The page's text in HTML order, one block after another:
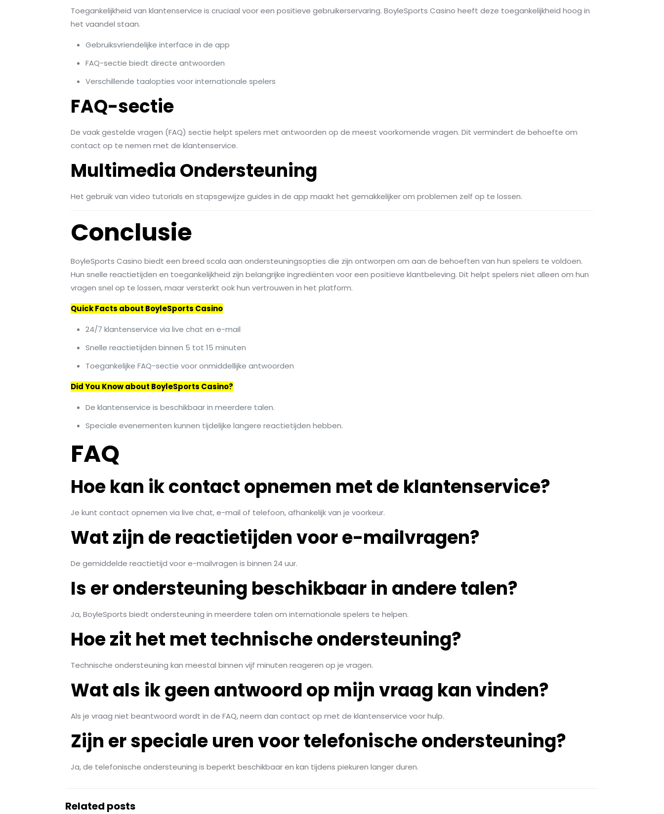
Toegankelijkheid van klantenservice is cruciaal voor een positieve gebruikerservaring. BoyleSports Casino heeft deze toegankelijkheid hoog in
het vaandel staan.
Gebruiksvriendelijke interface in de app
FAQ-sectie biedt directe antwoorden
Verschillende taalopties voor internationale spelers
FAQ-sectie
De vaak gestelde vragen (FAQ) sectie helpt spelers met antwoorden op de meest voorkomende vragen. Dit vermindert de behoefte om
contact op te nemen met de klantenservice.
Multimedia Ondersteuning
Het gebruik van video tutorials en stapsgewijze guides in de app maakt het gemakkelijker om problemen zelf op te lossen.
Conclusie
BoyleSports Casino biedt een breed scala aan ondersteuningsopties die zijn ontworpen om aan de behoeften van hun spelers te voldoen.
Hun snelle reactietijden en toegankelijkheid zijn belangrijke ingrediënten voor een positieve klantbeleving. Dit helpt spelers niet alleen om hun
vragen snel op te lossen, maar versterkt ook hun vertrouwen in het platform.
Quick Facts about BoyleSports Casino
24/7 klantenservice via live chat en e-mail
Snelle reactietijden binnen 5 tot 15 minuten
Toegankelijke FAQ-sectie voor onmiddellijke antwoorden
Did You Know about BoyleSports Casino?
De klantenservice is beschikbaar in meerdere talen.
Speciale evenementen kunnen tijdelijke langere reactietijden hebben.
FAQ
Hoe kan ik contact opnemen met de klantenservice?
Je kunt contact opnemen via live chat, e-mail of telefoon, afhankelijk van je voorkeur.
Wat zijn de reactietijden voor e-mailvragen?
De gemiddelde reactietijd voor e-mailvragen is binnen 24 uur.
Is er ondersteuning beschikbaar in andere talen?
Ja, BoyleSports biedt ondersteuning in meerdere talen om internationale spelers te helpen.
Hoe zit het met technische ondersteuning?
Technische ondersteuning kan meestal binnen vijf minuten reageren op je vragen.
Wat als ik geen antwoord op mijn vraag kan vinden?
Als je vraag niet beantwoord wordt in de FAQ, neem dan contact op met de klantenservice voor hulp.
Zijn er speciale uren voor telefonische ondersteuning?
Ja, de telefonische ondersteuning is beperkt beschikbaar en kan tijdens piekuren langer duren.
Related posts